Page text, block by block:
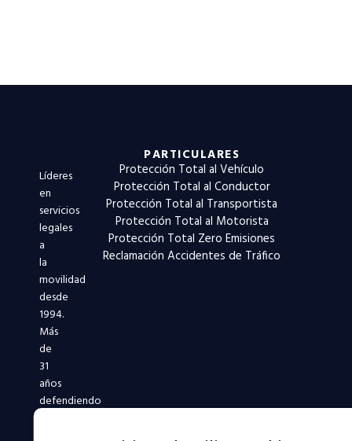
Líderes
en
servicios
legales
a
la
movilidad
desde
1994.
Más
de
31
años
defendiendo
PARTICULARES
Protección Total al Vehículo
Protección Total al Conductor
Protección Total al Transportista
Protección Total al Motorista
Protección Total Zero Emisiones
Reclamación Accidentes de Tráfico